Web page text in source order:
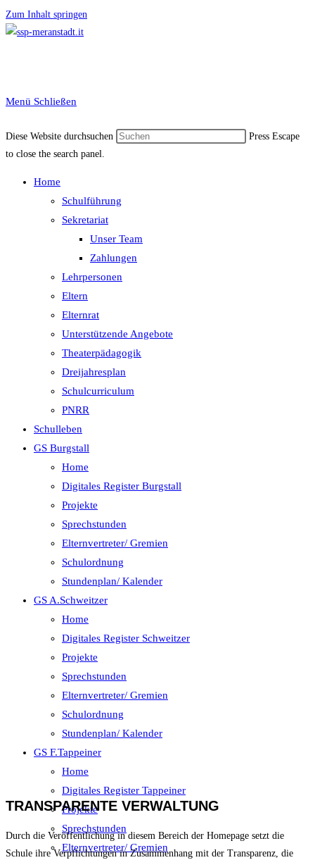
Zum Inhalt springen
Menü Schließen
Diese Website durchsuchen
Press Escape
to close the search panel.
Home
Schulführung
Sekretariat
Unser Team
Zahlungen
Lehrpersonen
Eltern
Elternrat
Unterstützende Angebote
Theaterpädagogik
Dreijahresplan
Schulcurriculum
PNRR
Schulleben
GS Burgstall
Home
Digitales Register Burgstall
Projekte
Sprechstunden
Elternvertreter/ Gremien
Schulordnung
Stundenplan/ Kalender
GS A.Schweitzer
Home
Digitales Register Schweitzer
Projekte
Sprechstunden
Elternvertreter/ Gremien
Schulordnung
Stundenplan/ Kalender
GS F.Tappeiner
Home
Digitales Register Tappeiner
Projekte
Sprechstunden
Elternvertreter/ Gremien
TRANSPARENTE VERWALTUNG
Durch die Veröffentlichung in diesem Bereich der Homepage setzt die
Schule ihre Verpflichtungen in Zusammenhang mit der Transparenz, die